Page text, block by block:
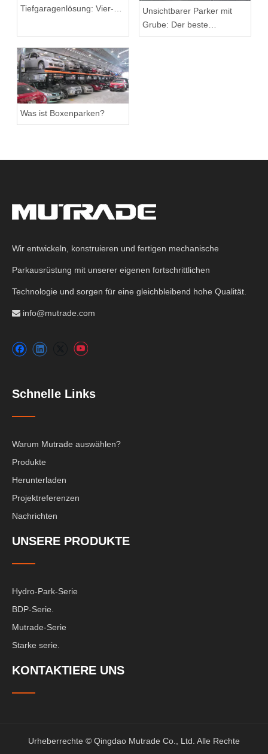
Tiefgaragenlösung: Vier-
China
Unsichtbarer Parker mit
Grube: Der beste
platzsparende Parklift mit
Was ist Boxenparken?
Wir entwickeln, konstruieren und fertigen mechanische
Parkausrüstung mit unserer eigenen fortschrittlichen
Technologie und sorgen für eine gleichbleibend hohe Qualität.
 info@mutrade.com
Schnelle Links
Warum Mutrade auswählen?
Produkte
Herunterladen
Projektreferenzen
Nachrichten
UNSERE PRODUKTE
Hydro-Park-Serie
BDP-Serie.
Mutrade-Serie
Starke serie.
KONTAKTIERE UNS
Urheberrechte © Qingdao Mutrade Co., Ltd. Alle Rechte